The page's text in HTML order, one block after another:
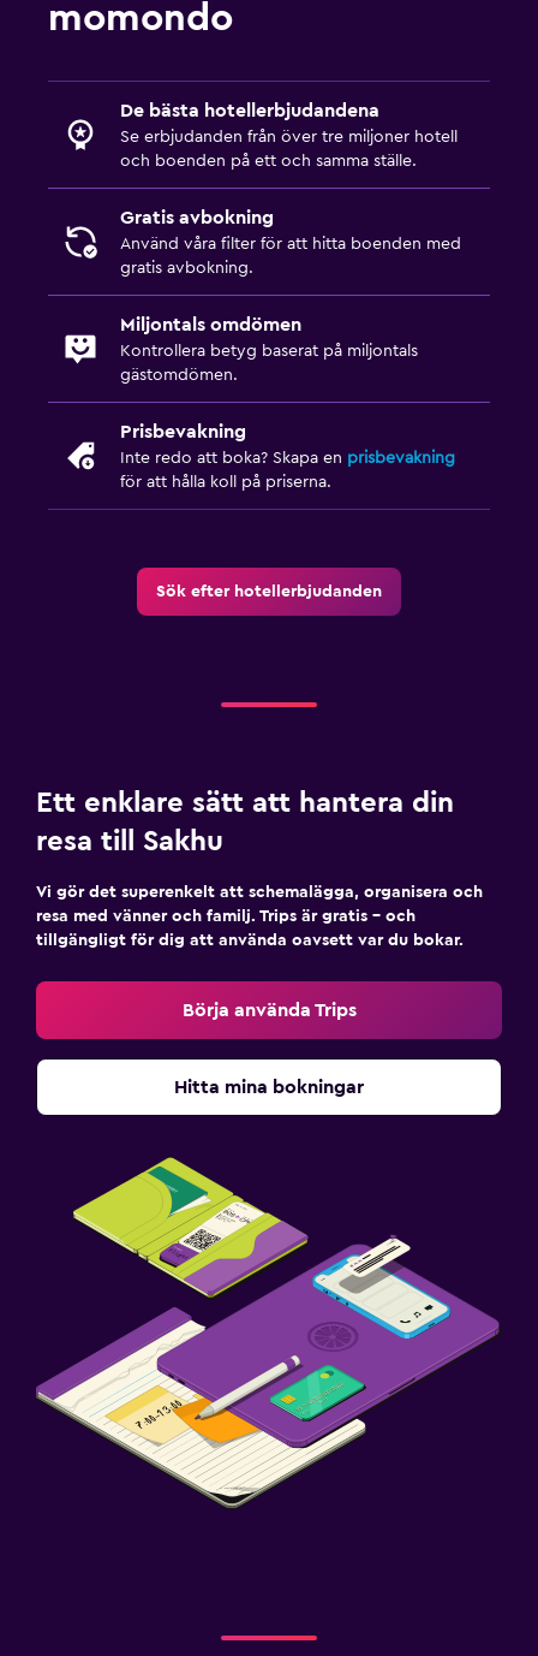
momondo
De bästa hotellerbjudandena
Se erbjudanden från över tre miljoner hotell
och boenden på ett och samma ställe.
Gratis avbokning
Använd våra filter för att hitta boenden med
gratis avbokning.
Miljontals omdömen
Kontrollera betyg baserat på miljontals
gästomdömen.
Prisbevakning
Inte redo att boka? Skapa en prisbevakning
för att hålla koll på priserna.
Sök efter hotellerbjudanden
Ett enklare sätt att hantera din
resa till Sakhu
Vi gör det superenkelt att schemalägga, organisera och
resa med vänner och familj. Trips är gratis – och
tillgängligt för dig att använda oavsett var du bokar.
Börja använda Trips
Hitta mina bokningar